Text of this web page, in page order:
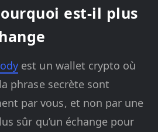
est-il plus
est un wallet crypto où
phrase secrète sont
par vous, et non par une
sûr qu’un échange pour